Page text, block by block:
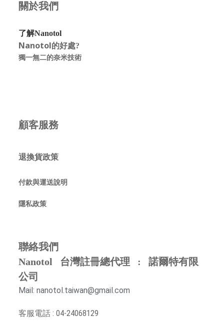
關於我們
了解Nanotol
Nanotol的好處?
獨一無二的奈米技術
顧客服務
退換貨政策
付款與運送說明
隱私政策
聯絡我們
Nanotol 台灣註冊總代理 : 諾爾特有限
公司
Mail: nanotol.taiwan@gmail.com
客服電話 : 04-24068129